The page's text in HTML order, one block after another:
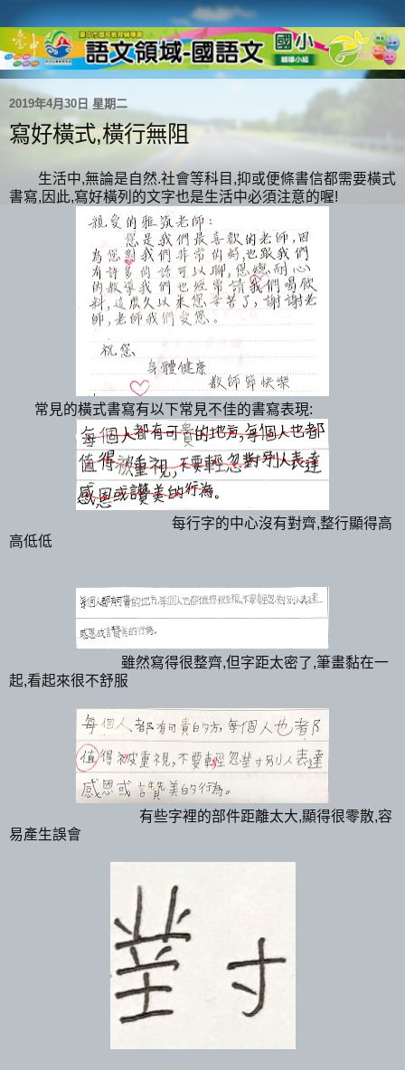
2019年4月30日 星期二
寫好橫式,橫行無阻
生活中,無論是自然.社會等科目,抑或便條書信都需要橫式
書寫,因此,寫好橫列的文字也是生活中必須注意的喔!
常見的橫式書寫有以下常見不佳的書寫表現:
每行字的中心沒有對齊,整行顯得高
高低低
雖然寫得很整齊,但字距太密了,筆畫黏在一
起,看起來很不舒服
有些字裡的部件距離太大,顯得很零散,容
易產生誤會